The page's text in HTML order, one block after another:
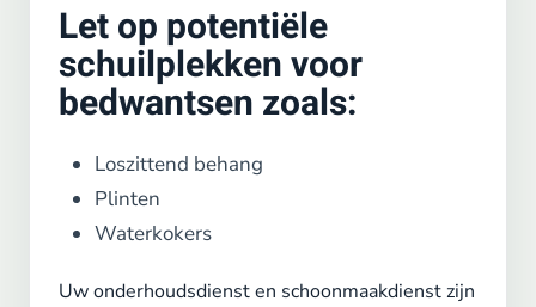
Let op potentiële
schuilplekken voor
bedwantsen zoals:
Loszittend behang
Plinten
Waterkokers
Uw onderhoudsdienst en schoonmaakdienst zijn